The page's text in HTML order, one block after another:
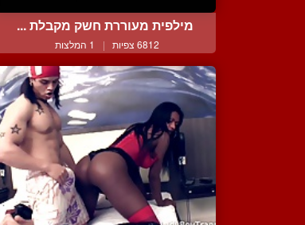
מילפית מעוררת חשק מקבלת ...
6812 צפיות | 1 המלצות